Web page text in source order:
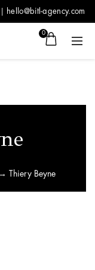
hello@bitl-agency.com
0
→ Thiery Beyne